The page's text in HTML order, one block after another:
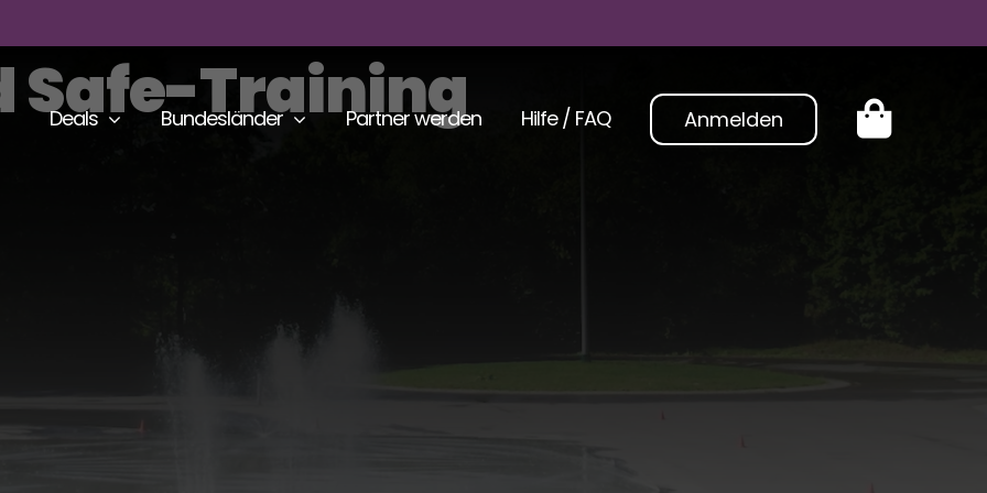
Deals Bundesländer Partner werden Hilfe / FAQ Anmelden
Safe-Training